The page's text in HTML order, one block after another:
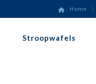
Home
Stroopwafels